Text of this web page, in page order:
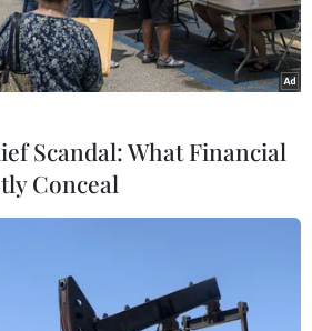
Scandal: What Financial
Conceal